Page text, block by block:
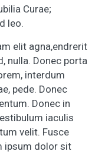
Curae;
leo.
elit agna,endrerit
nulla. Donec porta
interdum
pede. Donec
Donec in
iaculis
velit. Fusce
ipsum dolor sit